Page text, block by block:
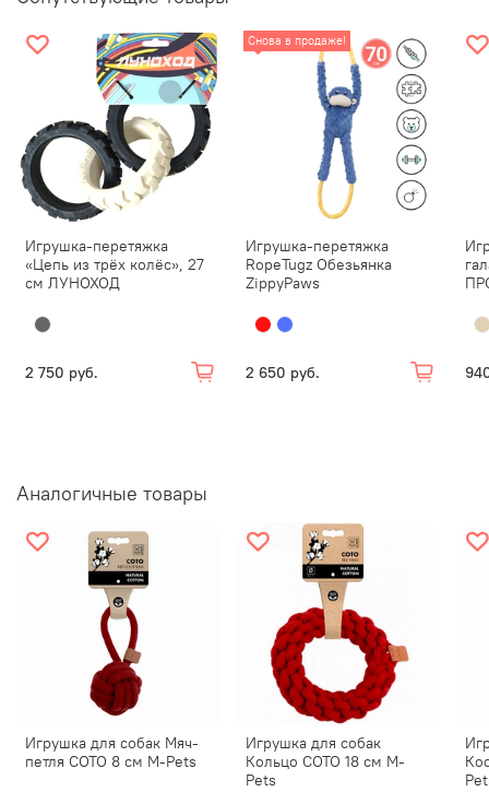
игрушка начала разрушаться.
Игрушка-перетяжка
«Цепь из трёх колёс», 27
см ЛУНОХОД
2 750 руб.
Снова в продаже!
Игрушка-перетяжка
RopeTugz Обезьянка
ZippyPaws
2 650 руб.
Аналогичные товары
Игрушка для собак Мяч-
петля COTO 8 см M-Pets
Игрушка для собак
Кольцо COTO 18 см M-
Pets